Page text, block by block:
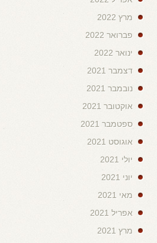
מרץ 2022
פברואר 2022
ינואר 2022
דצמבר 2021
נובמבר 2021
אוקטובר 2021
ספטמבר 2021
אוגוסט 2021
יולי 2021
יוני 2021
מאי 2021
אפריל 2021
מרץ 2021